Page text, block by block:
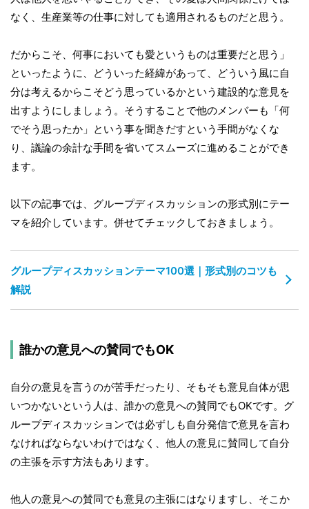
なく、生産業等の仕事に対しても適用されるものだと思う。
だからこそ、何事においても愛というものは重要だと思う」
といったように、どういった経緯があって、どういう風に自
分は考えるからこそどう思っているかという建設的な意見を
出すようにしましょう。そうすることで他のメンバーも「何
でそう思ったか」という事を聞きだすという手間がなくな
り、議論の余計な手間を省いてスムーズに進めることができ
ます。
以下の記事では、グループディスカッションの形式別にテー
マを紹介しています。併せてチェックしておきましょう。
グループディスカッションテーマ100選｜形式別のコツも
解説
誰かの意見への賛同でもOK
自分の意見を言うのが苦手だったり、そもそも意見自体が思
いつかないという人は、誰かの意見への賛同でもOKです。グ
ループディスカッションでは必ずしも自分発信で意見を言わ
なければならないわけではなく、他人の意見に賛同して自分
の主張を示す方法もあります。
他人の意見への賛同でも意見の主張にはなりますし、そこか